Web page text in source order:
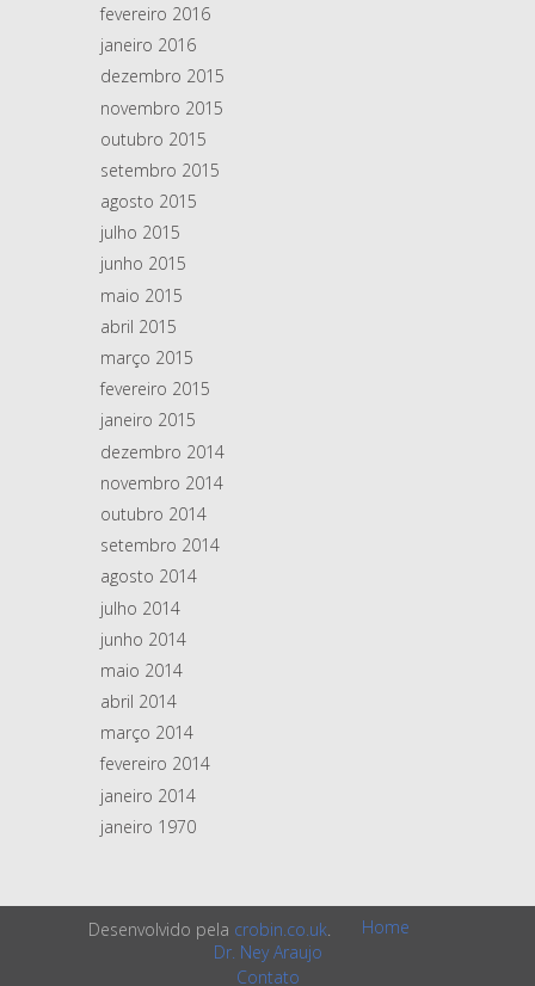
fevereiro 2016
janeiro 2016
dezembro 2015
novembro 2015
outubro 2015
setembro 2015
agosto 2015
julho 2015
junho 2015
maio 2015
abril 2015
março 2015
fevereiro 2015
janeiro 2015
dezembro 2014
novembro 2014
outubro 2014
setembro 2014
agosto 2014
julho 2014
junho 2014
maio 2014
abril 2014
março 2014
fevereiro 2014
janeiro 2014
janeiro 1970
Desenvolvido pela crobin.co.uk.
Home
Dr. Ney Araujo
Contato